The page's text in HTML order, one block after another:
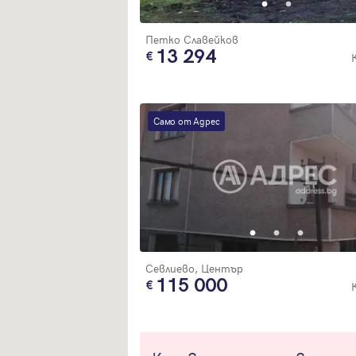
Петко Славейков
13 294
Само от Адрес
Севлиево, Център
115 000